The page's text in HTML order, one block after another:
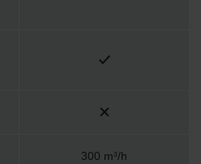
300 m³/h